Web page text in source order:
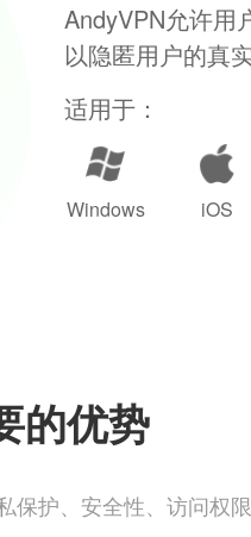
AndyVPN允许用
以隐匿用户的真
适用于：
Windows iOS
的优势
保护、安全性、访问权